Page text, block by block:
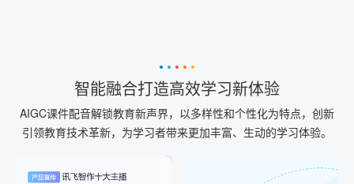
智能融合打造高效学习新体验
AIGC课件配音解锁教育新声界，以多样性和个性化为特点，创新
引领教育技术革新，为学习者带来更加丰富、生动的学习体验。